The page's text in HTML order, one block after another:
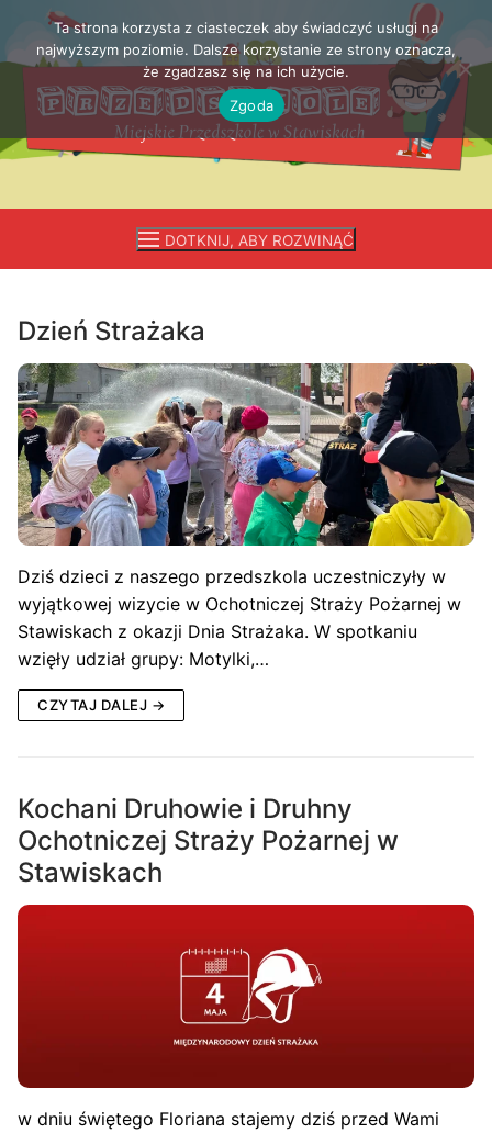
Przejdź
treści
DOTKNIJ, ABY ROZWINĄĆ
Dzień Strażaka
Dziś dzieci z naszego przedszkola uczestniczyły w
wyjątkowej wizycie w Ochotniczej Straży Pożarnej w
Stawiskach z okazji Dnia Strażaka. W spotkaniu
wzięły udział grupy: Motylki,…
CZYTAJ DALEJ →
Kochani Druhowie i Druhny
Ochotniczej Straży Pożarnej w
Stawiskach
w dniu świętego Floriana stajemy dziś przed Wami
Ta strona korzysta z ciasteczek aby świadczyć usługi na
najwyższym poziomie. Dalsze korzystanie ze strony oznacza,
że zgadzasz się na ich użycie.
Zgoda